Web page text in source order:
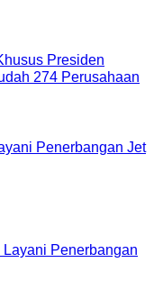
Penerbangan Jet